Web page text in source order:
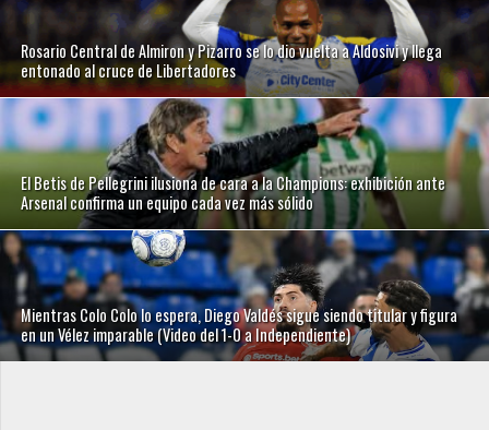
Rosario Central de Almiron y Pizarro se lo dio vuelta a Aldosivi y llega
entonado al cruce de Libertadores
El Betis de Pellegrini ilusiona de cara a la Champions: exhibición ante
Arsenal confirma un equipo cada vez más sólido
Mientras Colo Colo lo espera, Diego Valdés sigue siendo titular y figura
en un Vélez imparable (Video del 1-0 a Independiente)